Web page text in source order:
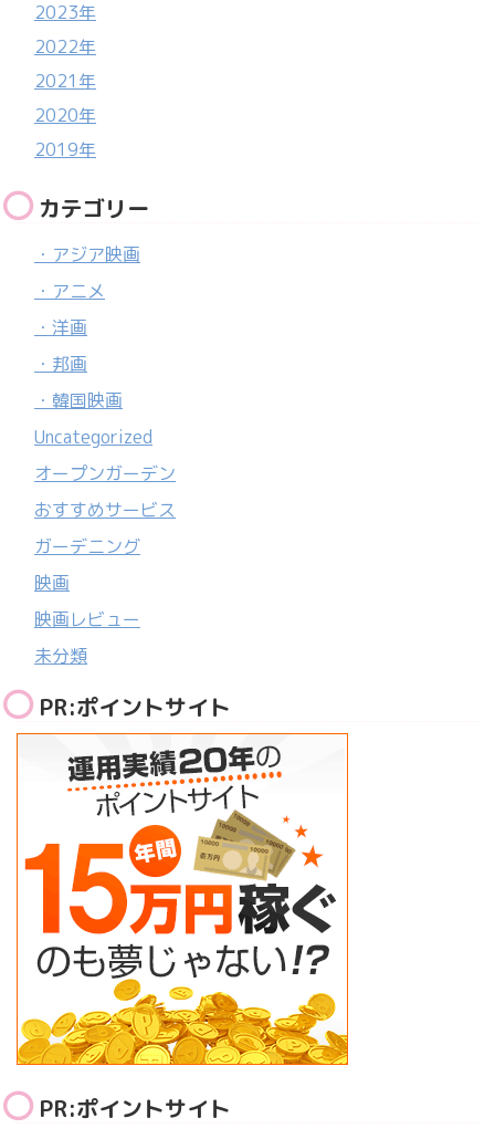
2023年
2022年
2021年
2020年
2019年
カテゴリー
・アジア映画
・アニメ
・洋画
・邦画
・韓国映画
Uncategorized
オープンガーデン
おすすめサービス
ガーデニング
映画
映画レビュー
未分類
PR:ポイントサイト
PR:ポイントサイト